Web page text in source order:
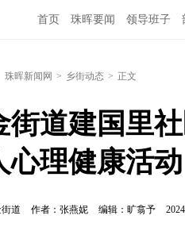
首页 珠晖要闻 领导班子
珠晖新闻网 > 乡街动态 > 正文
街道建国里
心理健康活动
道 作者：张燕妮 编辑：旷翕予